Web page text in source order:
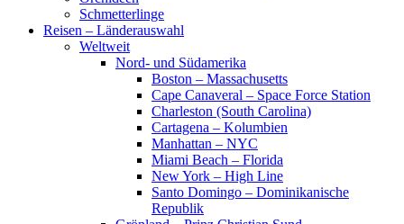
Schmetterlinge
Reisen – Länderauswahl
Weltweit
Nord- und Südamerika
Boston – Massachusetts
Cape Canaveral – Space Force Station
Charleston (South Carolina)
Cartagena – Kolumbien
Manhattan – NYC
Miami Beach – Florida
New York – High Line
Santo Domingo – Dominikanische
Republik